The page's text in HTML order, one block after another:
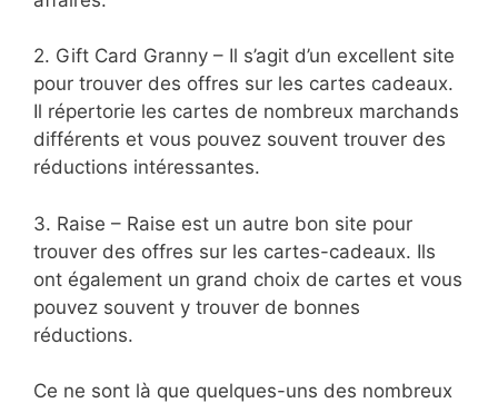
2. Gift Card Granny – Il s’agit d’un excellent site
pour trouver des offres sur les cartes cadeaux.
Il répertorie les cartes de nombreux marchands
différents et vous pouvez souvent trouver des
réductions intéressantes.
3. Raise – Raise est un autre bon site pour
trouver des offres sur les cartes-cadeaux. Ils
ont également un grand choix de cartes et vous
pouvez souvent y trouver de bonnes
réductions.
Ce ne sont là que quelques-uns des nombreux